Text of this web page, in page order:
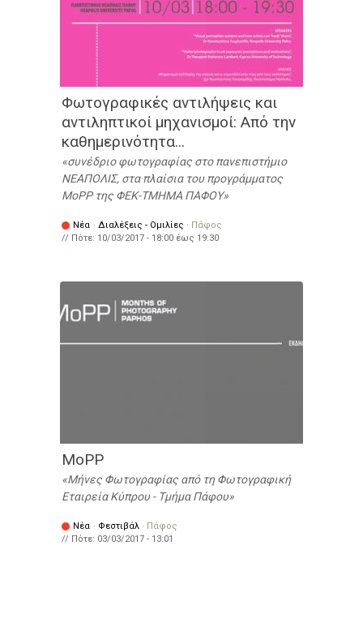
Φωτογραφικές αντιλήψεις και
αντιληπτικοί μηχανισμοί: Από την
καθημερινότητα...
συνέδριο φωτογραφίας στο πανεπιστήμιο
ΝΕΑΠΟΛΙΣ, στα πλαίσια του προγράμματος
MoPP της ΦΕΚ-ΤΜΗΜΑ ΠΑΦΟΥ
Νέα · Διαλέξεις - Ομιλίες · Πάφος
// Πότε: 10/03/2017 - 18:00 έως 19:30
MoPP
Μήνες Φωτογραφίας από τη Φωτογραφική
Εταιρεία Κύπρου - Τμήμα Πάφου
Νέα · Φεστιβάλ · Πάφος
// Πότε: 03/03/2017 - 13:01